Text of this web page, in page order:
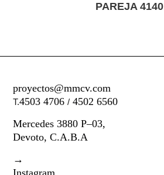
PAREJA 4140
proyectos@mmcv.com
T.4503 4706 / 4502 6560
Mercedes 3880 P–03,
Devoto, C.A.B.A
→
Instagram